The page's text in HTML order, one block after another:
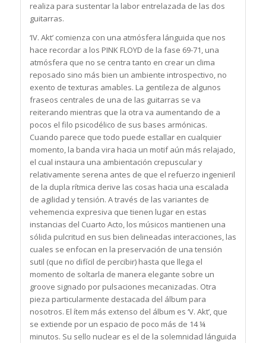
realiza para sustentar la labor entrelazada de las dos
guitarras.
‘IV. Akt’ comienza con una atmósfera lánguida que nos
hace recordar a los PINK FLOYD de la fase 69-71, una
atmósfera que no se centra tanto en crear un clima
reposado sino más bien un ambiente introspectivo, no
exento de texturas amables. La gentileza de algunos
fraseos centrales de una de las guitarras se va
reiterando mientras que la otra va aumentando de a
pocos el filo psicodélico de sus bases armónicas.
Cuando parece que todo puede estallar en cualquier
momento, la banda vira hacia un motif aún más relajado,
el cual instaura una ambientación crepuscular y
relativamente serena antes de que el refuerzo ingenieril
de la dupla rítmica derive las cosas hacia una escalada
de agilidad y tensión. A través de las variantes de
vehemencia expresiva que tienen lugar en estas
instancias del Cuarto Acto, los músicos mantienen una
sólida pulcritud en sus bien delineadas interacciones, las
cuales se enfocan en la preservación de una tensión
sutil (que no difícil de percibir) hasta que llega el
momento de soltarla de manera elegante sobre un
groove signado por pulsaciones mecanizadas. Otra
pieza particularmente destacada del álbum para
nosotros. El ítem más extenso del álbum es ‘V. Akt’, que
se extiende por un espacio de poco más de 14 ¼
minutos. Su sello nuclear es el de la solemnidad lánguida